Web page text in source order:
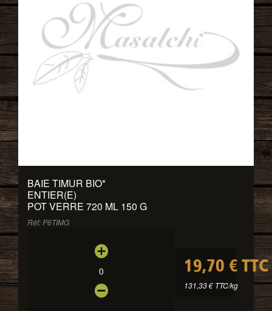
BAIE TIMUR BIO*
ENTIER(E)
POT VERRE 720 ML 150 G
Réf: P6TIMG
0 19,70 € TTC
131,33 € TTC/kg